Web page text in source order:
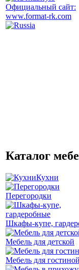
Официальный сайт:
www.format-rk.com
Каталог
Кухни
Перегородки
Шкафы-купе,
Мебель для детской
Мебель для гостиной